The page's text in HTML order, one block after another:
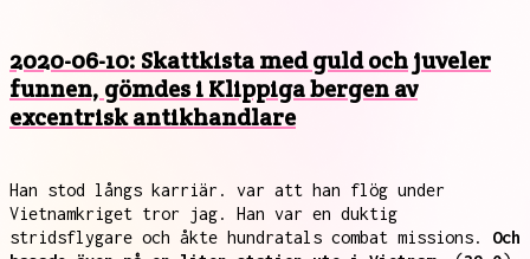
2020-06-10: Skattkista med guld och juveler
funnen, gömdes i Klippiga bergen av
excentrisk antikhandlare
Han stod långs karriär. var att han flög under
Vietnamkriget tror jag. Han var en duktig
stridsflygare och åkte hundratals combat missions. Och